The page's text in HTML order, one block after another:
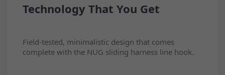
Technology That You Get
Field-tested, minimalistic design that comes
complete with the NUG sliding harness line hook.